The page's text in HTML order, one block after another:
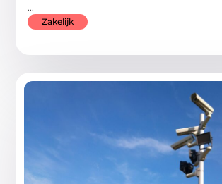
...
Zakelijk